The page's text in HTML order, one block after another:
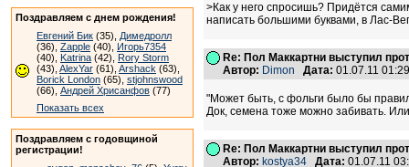
Поздравляем с днем рождения!
Евгений Бик (35), Димедролл
(36), Zapple (40), Игорь7354
(40), Katrina (42), Rory Storm
(43), AlexYar (61), Arshack (63),
Borick London (65), stjohnswood
(66), Андрей Хрисанфов (77)
Показать всех
Поздравляем с годовщиной
регистрации!
>Как у него спросишь? Придётся
написать большими буквами, в Лас-
Re: Пол Маккартни выступил
Автор: Dimon Дата: 01.07.11
"Может быть, с фольги было бы
Док, семена тоже можно забивать.
Re: Пол Маккартни выступил
Автор: kostya34 Дата: 01.07.11